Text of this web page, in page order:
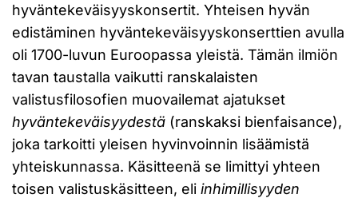
hyväntekeväisyyskonsertit. Yhteisen hyvän
edistäminen hyväntekeväisyyskonserttien avulla
oli 1700-luvun Euroopassa yleistä. Tämän ilmiön
tavan taustalla vaikutti ranskalaisten
valistusfilosofien muovailemat ajatukset
hyväntekeväisyydestä (ranskaksi bienfaisance),
joka tarkoitti yleisen hyvinvoinnin lisäämistä
yhteiskunnassa. Käsitteenä se limittyi yhteen
toisen valistuskäsitteen, eli inhimillisyyden